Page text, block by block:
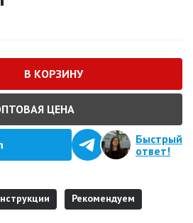
ЦЕНА
Быстрый
ответ!
Рекомендуем